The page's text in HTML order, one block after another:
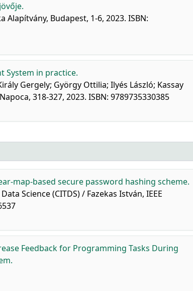
Alapítvány, Budapest, 1-6, 2023. ISBN:
System in practice.
Gergely; György Ottilia; Ilyés László; Kassay
318-327, 2023. ISBN: 9789735330385
map-based secure password hashing scheme.
Science (CITDS) / Fazekas István, IEEE
Feedback for Programming Tasks During